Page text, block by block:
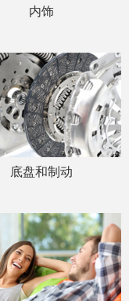
内饰
底盘和制动